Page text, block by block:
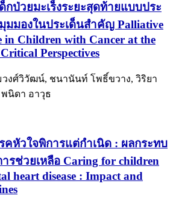
กป่วยมะเร็งระยะสุดท้ายแบบประ
มมองในประเด็นสำคัญ Palliative
in Children with Cancer at the
Perspectives
งศ์วิวัฒน์, ชนานันท์ โพธิ์ขวาง, วิริยา
นิดา อาวุธ
คหัวใจพิการแต่กำเนิด : ผลกระทบ
รช่วยเหลือ Caring for children
heart disease : Impact and